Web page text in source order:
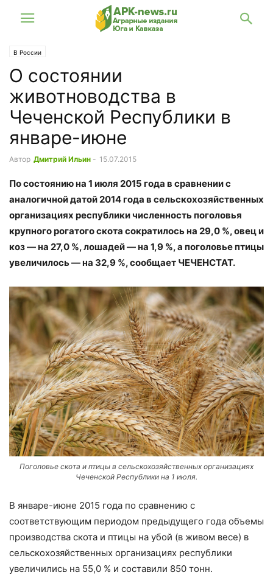
В России
О состоянии
животноводства в
Чеченской Республики в
январе-июне
Автор Дмитрий Ильин - 15.07.2015
По состоянию на 1 июля 2015 года в сравнении с
аналогичной датой 2014 года в сельскохозяйственных
организациях республики численность поголовья
крупного рогатого скота сократилось на 29,0 %, овец и
коз — на 27,0 %, лошадей — на 1,9 %, а поголовье птицы
увеличилось — на 32,9 %, сообщает ЧЕЧЕНСТАТ.
Поголовье скота и птицы в сельскохозяйственных организациях
Чеченской Республики на 1 июля.
В январе-июне 2015 года по сравнению с
соответствующим периодом предыдущего года объемы
производства скота и птицы на убой (в живом весе) в
сельскохозяйственных организациях республики
увеличились на 55,0 % и составили 850 тонн.